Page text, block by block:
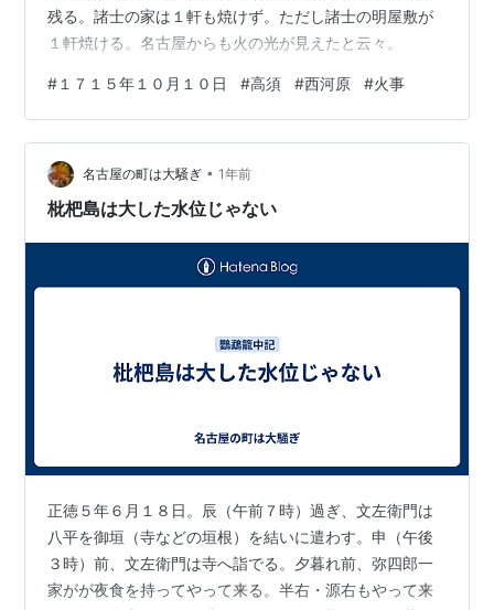
残る。諸士の家は１軒も焼けず。ただし諸士の明屋敷が
１軒焼ける。名古屋からも火の光が見えたと云々。
# １７１５年１０月１０日 #高須 #西河原 #火事
名古屋の町は大騒ぎ • 1年前
枇杷島は大した水位じゃない
正徳５年６月１８日。辰（午前７時）過ぎ、文左衛門は
八平を御垣（寺などの垣根）を結いに遣わす。申（午後
３時）前、文左衛門は寺へ詣でる。夕暮れ前、弥四郎一
家がが夜食を持ってやって来る。半右・源右もやって来